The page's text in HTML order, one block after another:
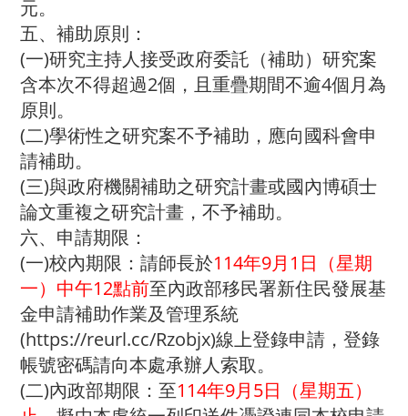
元。
五、補助原則：
(一)研究主持人接受政府委託（補助）研究案
含本次不得超過2個，且重疊期間不逾4個月為
原則。
(二)學術性之研究案不予補助，應向國科會申
請補助。
(三)與政府機關補助之研究計畫或國內博碩士
論文重複之研究計畫，不予補助。
六、申請期限：
(一)校內期限：請師長於114年9月1日（星期
一）中午12點前至內政部移民署新住民發展基
金申請補助作業及管理系統
(https://reurl.cc/Rzobjx)線上登錄申請，登錄
帳號密碼請向本處承辦人索取。
(二)內政部期限：至114年9月5日（星期五）